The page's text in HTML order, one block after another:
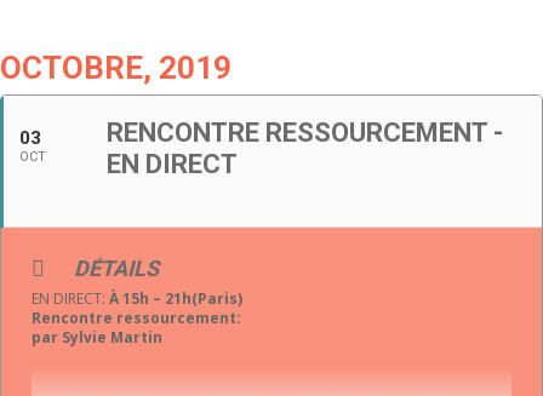
OCTOBRE, 2019
03
OCT
RENCONTRE RESSOURCEMENT -
EN DIRECT
DÉTAILS
EN DIRECT: À 15h – 21h(Paris)
Rencontre ressourcement:
par Sylvie Martin